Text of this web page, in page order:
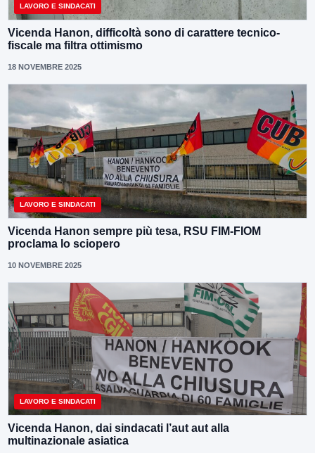
LAVORO E SINDACATI
Vicenda Hanon, difficoltà sono di carattere tecnico-
fiscale ma filtra ottimismo
18 NOVEMBRE 2025
LAVORO E SINDACATI
Vicenda Hanon sempre più tesa, RSU FIM-FIOM
proclama lo sciopero
10 NOVEMBRE 2025
LAVORO E SINDACATI
Vicenda Hanon, dai sindacati l’aut aut alla
multinazionale asiatica